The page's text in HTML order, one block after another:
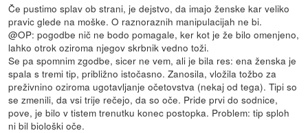
Če pustimo splav ob strani, je dejstvo, da imajo ženske kar veliko
pravic glede na moške. O raznoraznih manipulacijah ne bi.
@OP: pogodbe nič ne bodo pomagale, ker kot je že bilo omenjeno,
lahko otrok oziroma njegov skrbnik vedno toži.
Se pa spomnim zgodbe, sicer ne vem, ali je bila res: ena ženska je
spala s tremi tip, približno istočasno. Zanosila, vložila tožbo za
preživnino oziroma ugotavljanje očetovstva (nekaj od tega). Tipi so
se zmenili, da vsi trije rečejo, da so oče. Pride prvi do sodnice,
pove, je bilo v tistem trenutku konec postopka. Problem: tip sploh
ni bil biološki oče.